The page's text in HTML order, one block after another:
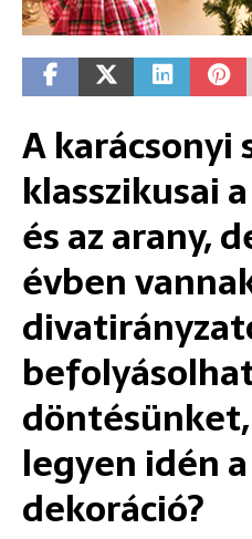
A karácsonyi
klasszikusai
és az arany,
évben
legyen idén
dekoráció?